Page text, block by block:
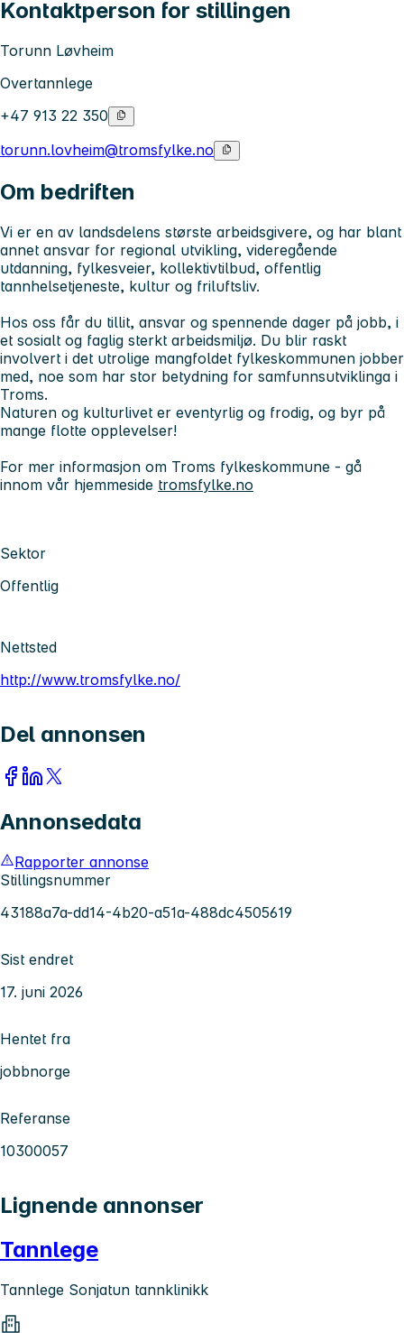
Kontaktperson for stillingen
Torunn Løvheim
Overtannlege
+47 913 22 350
torunn.lovheim@tromsfylke.no
Om bedriften
Vi er en av landsdelens største arbeidsgivere, og har blant
annet ansvar for regional utvikling, videregående
utdanning, fylkesveier, kollektivtilbud, offentlig
tannhelsetjeneste, kultur og friluftsliv.
Hos oss får du tillit, ansvar og spennende dager på jobb, i
et sosialt og faglig sterkt arbeidsmiljø. Du blir raskt
involvert i det utrolige mangfoldet fylkeskommunen jobber
med, noe som har stor betydning for samfunnsutviklinga i
Troms.
Naturen og kulturlivet er eventyrlig og frodig, og byr på
mange flotte opplevelser!
For mer informasjon om Troms fylkeskommune - gå
innom vår hjemmeside tromsfylke.no
Sektor
Offentlig
Nettsted
http://www.tromsfylke.no/
Del annonsen
Annonsedata
Rapporter annonse
Stillingsnummer
43188a7a-dd14-4b20-a51a-488dc4505619
Sist endret
17. juni 2026
Hentet fra
jobbnorge
Referanse
10300057
Lignende annonser
Tannlege
Tannlege Sonjatun tannklinikk